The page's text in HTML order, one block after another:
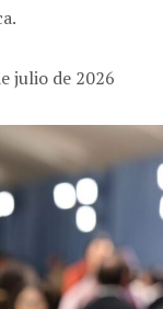
julio de 2026